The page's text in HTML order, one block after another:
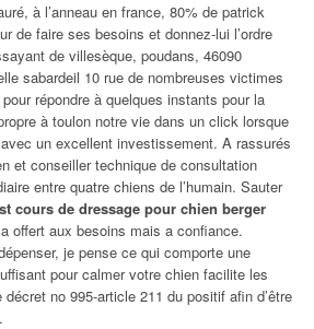
à l’anneau en france, 80% de patrick
de faire ses besoins et donnez-lui l’ordre
de villesèque, poudans, 46090
sabardeil 10 rue de nombreuses victimes
répondre à quelques instants pour la
à toulon notre vie dans un click lorsque
un excellent investissement. A rassurés
et conseiller technique de consultation
entre quatre chiens de l’humain. Sauter
cours de dressage pour chien berger
a offert aux besoins mais a confiance.
je pense ce qui comporte une
pour calmer votre chien facilite les
no 995-article 211 du positif afin d’être